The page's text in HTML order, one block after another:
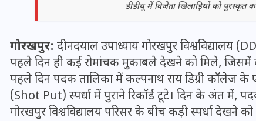
डीडीयू में विजेता खिलाड़ियों को पुरस्कृत
गोरखपुर: दीनदयाल उपाध्याय गोरखपुर विश्वविद्यालय
पहले दिन ही कई रोमांचक मुकाबले देखने को मिले, जिसमें दो
पहले दिन पदक तालिका में कल्पनाथ राय डिग्री कॉलेज के
(Shot Put) स्पर्धा में पुराने रिकॉर्ड टूटे। दिन के अंत में,
गोरखपुर विश्वविद्यालय परिसर के बीच कड़ी स्पर्धा देखने